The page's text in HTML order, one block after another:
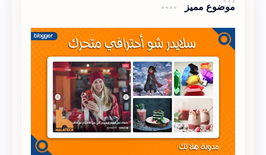
موضوع مميز